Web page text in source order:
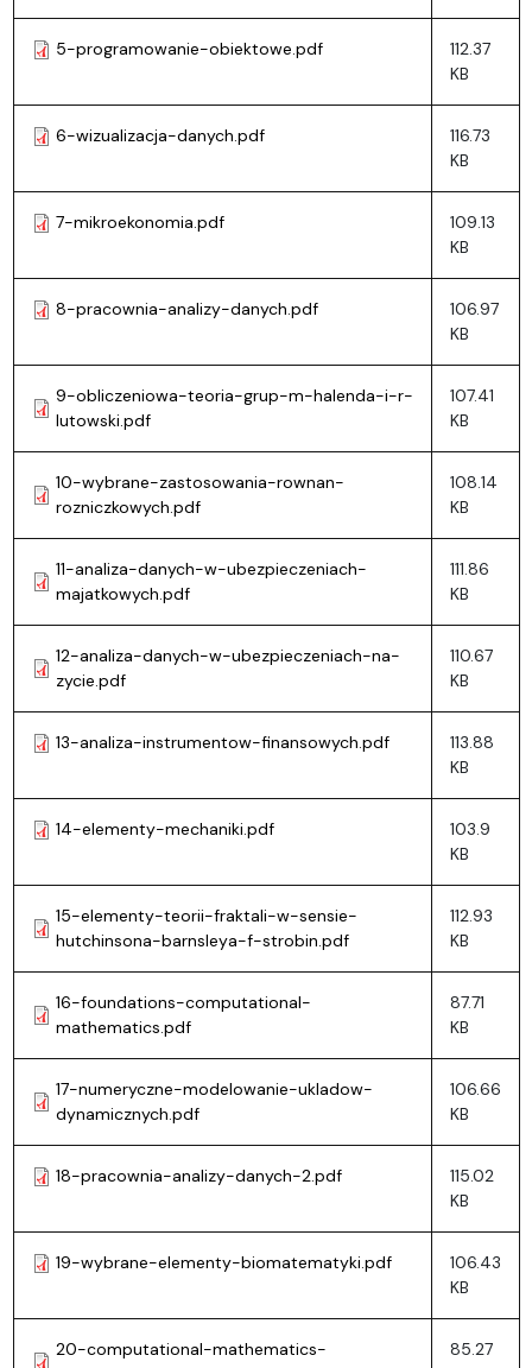
5-programowanie-obiektowe.pdf
112.37
KB
6-wizualizacja-danych.pdf
116.73
KB
7-mikroekonomia.pdf
109.13
KB
8-pracownia-analizy-danych.pdf
106.97
KB
9-obliczeniowa-teoria-grup-m-halenda-i-r-
lutowski.pdf
107.41
KB
10-wybrane-zastosowania-rownan-
rozniczkowych.pdf
108.14
KB
11-analiza-danych-w-ubezpieczeniach-
majatkowych.pdf
111.86
KB
12-analiza-danych-w-ubezpieczeniach-na-
zycie.pdf
110.67
KB
13-analiza-instrumentow-finansowych.pdf
113.88
KB
14-elementy-mechaniki.pdf
103.9
KB
15-elementy-teorii-fraktali-w-sensie-
hutchinsona-barnsleya-f-strobin.pdf
112.93
KB
16-foundations-computational-
mathematics.pdf
87.71
KB
17-numeryczne-modelowanie-ukladow-
dynamicznych.pdf
106.66
KB
18-pracownia-analizy-danych-2.pdf
115.02
KB
19-wybrane-elementy-biomatematyki.pdf
106.43
KB
20-computational-mathematics-
85.27